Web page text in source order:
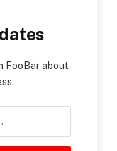
FooBar about